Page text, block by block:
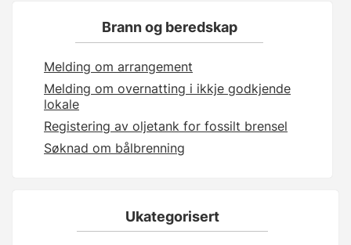
Brann og beredskap
Melding om arrangement
Melding om overnatting i ikkje godkjende
lokale
Registering av oljetank for fossilt brensel
Søknad om bålbrenning
Ukategorisert